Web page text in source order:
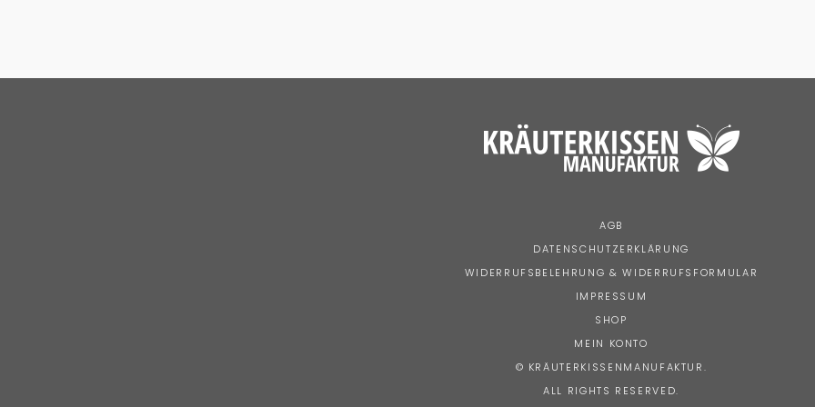
AGB
DATENSCHUTZERKLÄRUNG
WIDERRUFSBELEHRUNG & WIDERRUFSFORMULAR
IMPRESSUM
SHOP
MEIN KONTO
© KRÄUTERKISSENMANUFAKTUR.
ALL RIGHTS RESERVED.